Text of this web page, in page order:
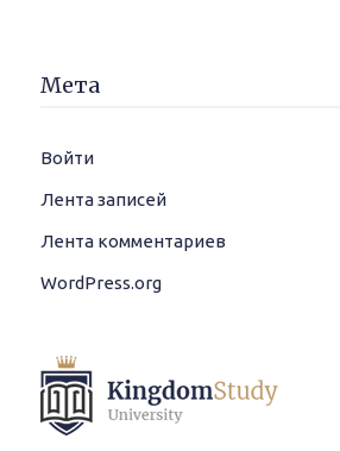
Мета
Войти
Лента записей
Лента комментариев
WordPress.org